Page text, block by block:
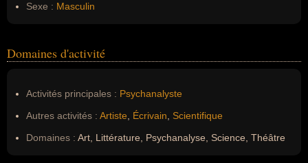
Sexe : Masculin
Domaines d'activité
Activités principales : Psychanalyste
Autres activités : Artiste Écrivain
Scientifique
Domaines : Art, Littérature, Psychanalyse, Science, Théâtre